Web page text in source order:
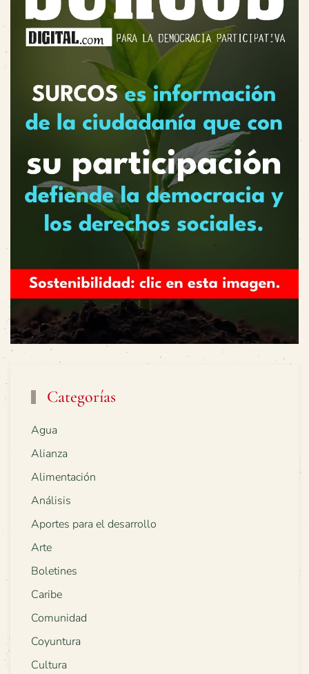
Categorías
Agua
Alianza
Alimentación
Análisis
Aportes para el desarrollo
Arte
Boletines
Caribe
Comunidad
Coyuntura
Cultura